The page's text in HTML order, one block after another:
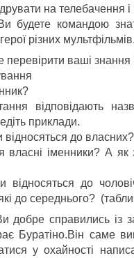
на телебачення
будете командою
різних мультфільмів.
ваші
відповідають
приклади.
відносяться до власних?
власні іменники? А як
відносяться до
до середнього?
добре справились із
Буратіно.Він саме
у охайності